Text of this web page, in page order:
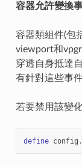
容器允許變換
容器類組件(包
viewport和
穿透自身抵達
有針對這些事
若要禁用該變
define config .